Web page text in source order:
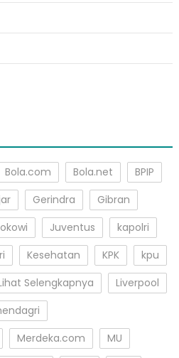
Bola.com Bola.net
BPIP
Gerindra
Gibran
Juventus
kapolri
Kesehatan KPK
kpu
Selengkapnya
Liverpool
Merdeka.com
MU